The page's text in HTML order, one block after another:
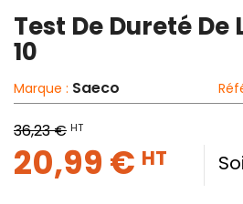
Test De Dureté De
10
Marque : Saeco
36,23 € HT
20,99 € HT